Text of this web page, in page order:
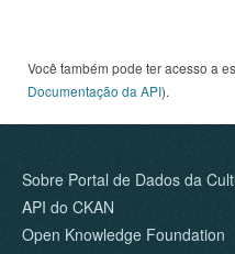
Você também pode ter acesso a
Documentação da API).
Sobre Portal de Dados da
API do CKAN
Open Knowledge Foundation